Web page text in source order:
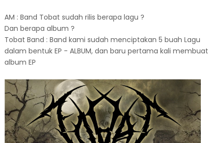
AM : Band Tobat sudah rilis berapa lagu ?
Dan berapa album ?
Tobat Band : Band kami sudah menciptakan 5 buah Lagu
dalam bentuk EP - ALBUM, dan baru pertama kali membuat
album EP